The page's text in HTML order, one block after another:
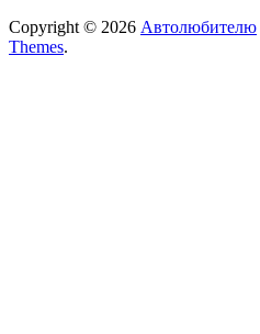
Copyright © 2026 Автолюбителю
Themes.